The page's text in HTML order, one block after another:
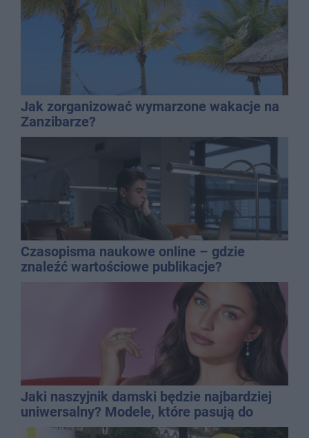
Jak zorganizować wymarzone wakacje na
Zanzibarze?
Czasopisma naukowe online – gdzie
znaleźć wartościowe publikacje?
Jaki naszyjnik damski będzie najbardziej
uniwersalny? Modele, które pasują do
wielu stylizacji